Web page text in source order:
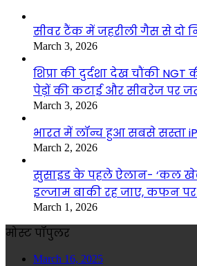
सीवर टैंक में जहरीली गैस से दो
March 3, 2026
शिप्रा की दुर्दशा देख चौंकी
पेड़ों की कटाई और सीवरेज पर
March 3, 2026
भारत में लॉन्च हुआ सबसे सस्ता
March 2, 2026
सुसाइड के पहले ऐलान- ‘कल खेल
इल्जाम बाकी रह जाए, कफन पर
March 1, 2026
मोस्ट पॉपुलर
March 16, 2025